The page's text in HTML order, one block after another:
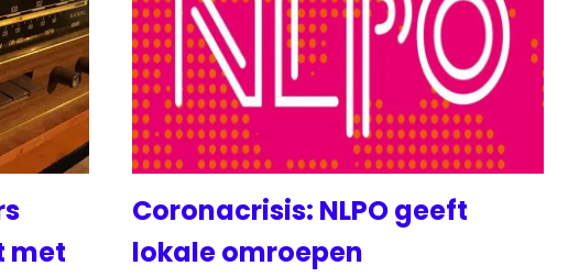
met
Coronacrisis: NLPO geeft
lokale omroepen